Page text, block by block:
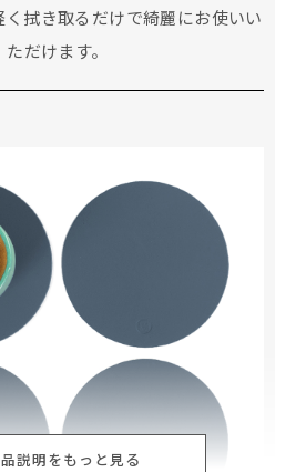
拭き取るだけで綺麗にお使いい
ただけます。
説明をもっと見る